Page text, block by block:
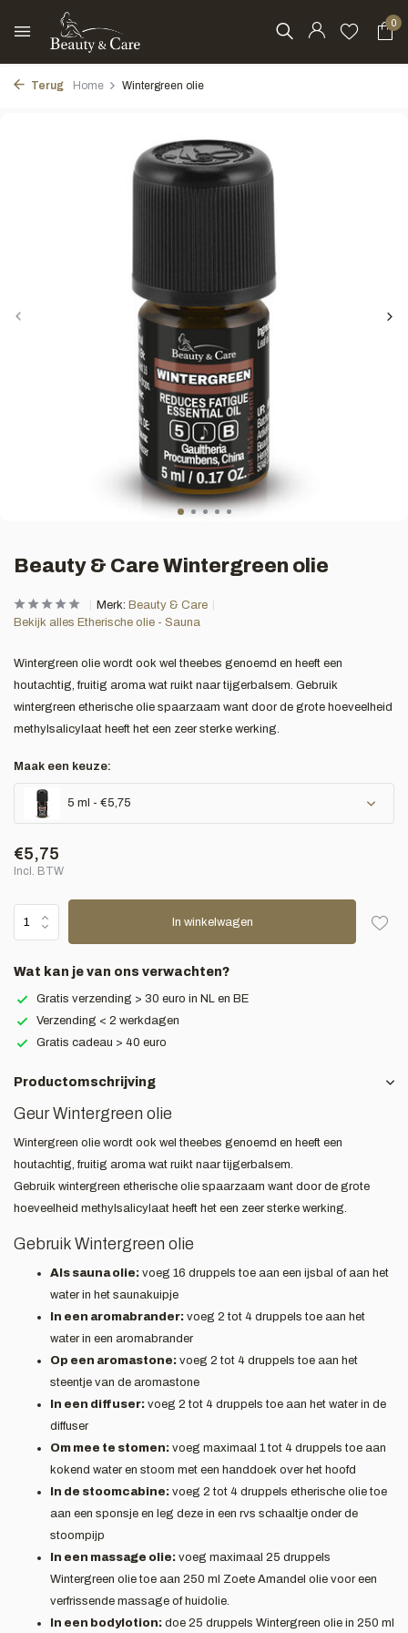
0
Terug Home Wintergreen olie
Beauty & Care Wintergreen olie
Merk: Beauty & Care
Bekijk alles Etherische olie - Sauna
Wintergreen olie wordt ook wel theebes genoemd en heeft een
houtachtig, fruitig aroma wat ruikt naar tijgerbalsem. Gebruik
wintergreen etherische olie spaarzaam want door de grote hoeveelheid
methylsalicylaat heeft het een zeer sterke werking.
Maak een keuze:
5 ml - €5,75
€5,75
Incl. BTW
In winkelwagen
Wat kan je van ons verwachten?
Gratis verzending > 30 euro in NL en BE
Verzending < 2 werkdagen
Gratis cadeau > 40 euro
Productomschrijving
Geur Wintergreen olie
Wintergreen olie wordt ook wel theebes genoemd en heeft een
houtachtig, fruitig aroma wat ruikt naar tijgerbalsem.
Gebruik wintergreen etherische olie spaarzaam want door de grote
hoeveelheid methylsalicylaat heeft het een zeer sterke werking.
Gebruik Wintergreen olie
Als sauna olie: voeg 16 druppels toe aan een ijsbal of aan het
water in het saunakuipje
In een aromabrander: voeg 2 tot 4 druppels toe aan het
water in een aromabrander
Op een aromastone: voeg 2 tot 4 druppels toe aan het
steentje van de aromastone
In een diffuser: voeg 2 tot 4 druppels toe aan het water in de
diffuser
Om mee te stomen: voeg maximaal 1 tot 4 druppels toe aan
kokend water en stoom met een handdoek over het hoofd
In de stoomcabine: voeg 2 tot 4 druppels etherische olie toe
aan een sponsje en leg deze in een rvs schaaltje onder de
stoompijp
In een massage olie: voeg maximaal 25 druppels
Wintergreen olie toe aan 250 ml Zoete Amandel olie voor een
verfrissende massage of huidolie.
In een bodylotion: doe 25 druppels Wintergreen olie in 250 ml